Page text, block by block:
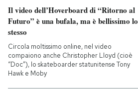
Il video dell’Hoverboard di “Ritorno al
Futuro” è una bufala, ma è bellissimo lo
stesso
Circola moltissimo online, nel video
compaiono anche Christopher Lloyd (cioè
“Doc”), lo skateboarder statunitense Tony
Hawk e Moby